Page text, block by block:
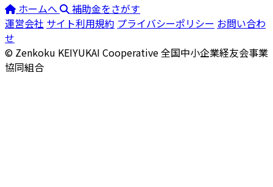
ホームへ
補助金をさがす
運営会社 サイト利用規約 プライバシーポリシー お問い合わ
せ
© Zenkoku KEIYUKAI Cooperative全国中小企業経友会事業
協同組合